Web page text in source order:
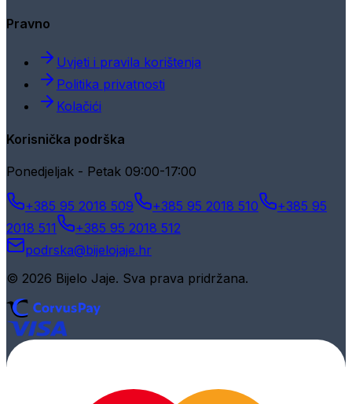
Pravno
Uvjeti i pravila korištenja
Politika privatnosti
Kolačići
Korisnička podrška
Ponedjeljak - Petak 09:00-17:00
+385 95 2018 509 +385 95 2018 510
+385 95
2018 511
+385 95 2018 512
podrska@bijelojaje.hr
© 2026 Bijelo Jaje. Sva prava pridržana.